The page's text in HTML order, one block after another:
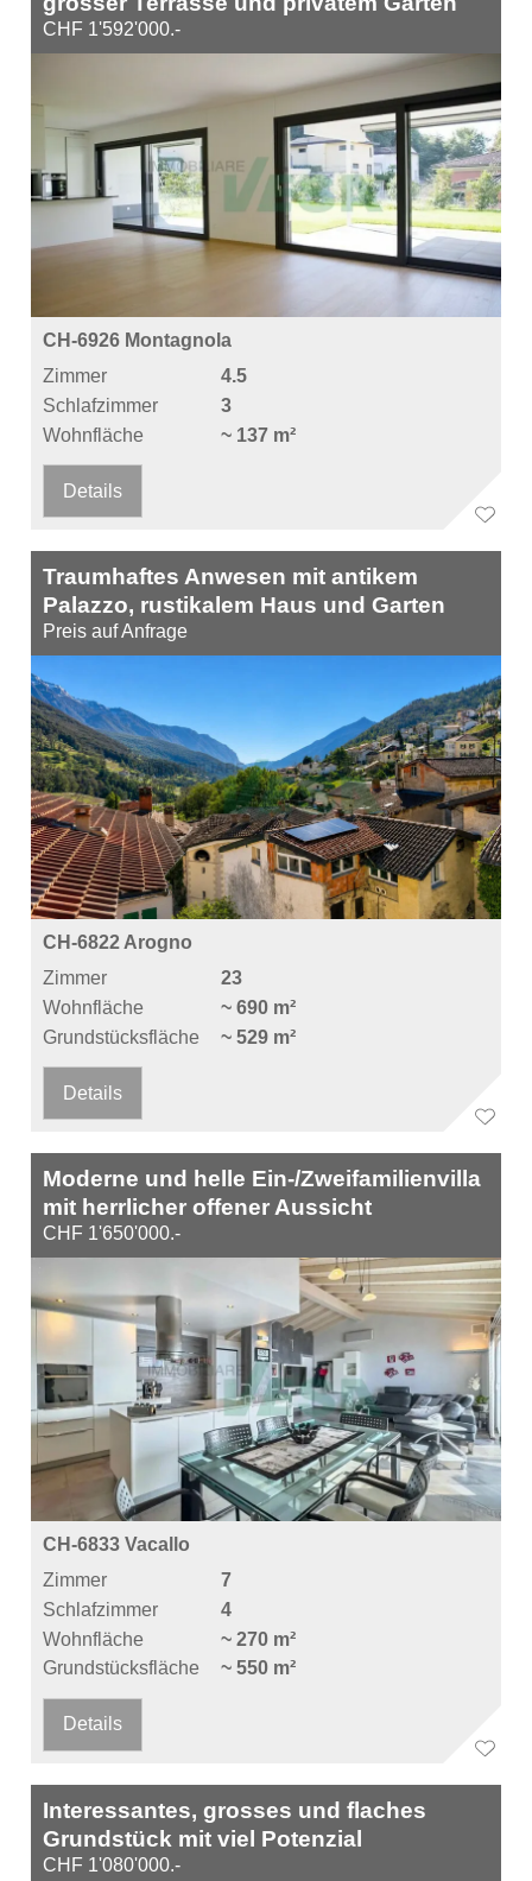
CHF 1'592'000.-
CH-6926 Montagnola
Zimmer
4.5
Schlafzimmer
3
Wohnfläche
~ 137 m²
Details
Traumhaftes Anwesen mit antikem
Palazzo, rustikalem Haus und Garten
Preis auf Anfrage
CH-6822 Arogno
Zimmer
23
Wohnfläche
~ 690 m²
Grundstücksfläche
~ 529 m²
Details
Moderne und helle Ein-/Zweifamilienvilla
mit herrlicher offener Aussicht
CHF 1'650'000.-
CH-6833 Vacallo
Zimmer
7
Schlafzimmer
4
Wohnfläche
~ 270 m²
Grundstücksfläche
~ 550 m²
Details
Interessantes, grosses und flaches
Grundstück mit viel Potenzial
CHF 1'080'000.-